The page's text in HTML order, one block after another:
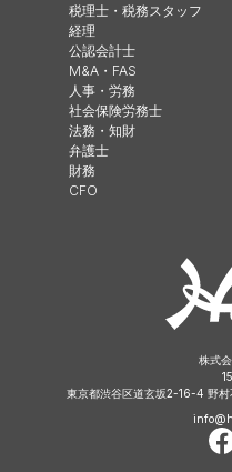
税理士・税務スタッフ
経理
公認会計士
M&A・FAS
人事・労務
社会保険労務士
法務・知財
弁護士
財務
CFO
株式
東京都渋谷区道玄坂2-16-4 野村